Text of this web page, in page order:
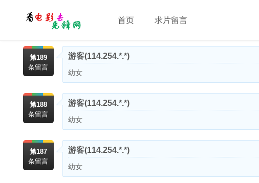
首页 求片留言
第189
条留言
游客(114.254.*.*)
幼女
第188
条留言
游客(114.254.*.*)
幼女
第187
条留言
游客(114.254.*.*)
幼女